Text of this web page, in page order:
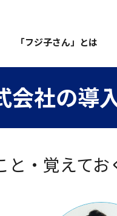
「フジ子さん」とは
会社の導
と・覚えて